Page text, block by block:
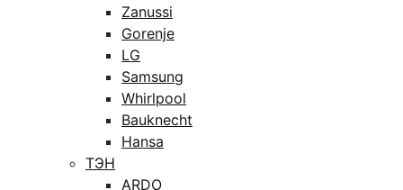
Zanussi
Gorenje
LG
Samsung
Whirlpool
Bauknecht
Hansa
ТЭН
ARDO